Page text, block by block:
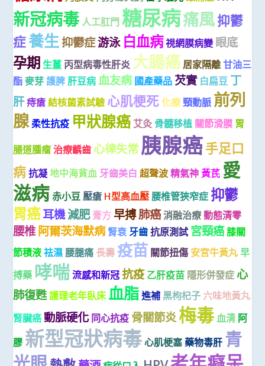
新冠病毒人工肛門 糖尿病痛風抑鬱
症養生抑鬱症游泳 白血病視網膜病變 眼底
孕期 生薑 丙型病毒性肝炎 大腸癌 居家隔離 甘油三
酯 麥芽 護脾 肝豆病 血友病 國產藥品 芡實 白扁豆 丁
肝痔瘡 結核菌素試驗 心肌梗死 化療 頸動脈 前列
腺 柔性抗疫 甲狀腺癌 艾灸 骨髓移植 關節滑膜 胃
腸道腫瘤 治療齲齒 心律失常胰腺癌手足口
病 抗凝 地中海貧血 牙齒美白 超聲波 精氣神 黃芪 愛
滋病 赤小豆 壓瘡 H型高血壓 腰椎管狹窄症 抑鬱
胃癌耳機減肥 膏方 早搏肺癌消融治療 動態清零
腰椎阿爾茨海默病 腎衰 牙齒 抗原測試 宮頸癌膝關
節積液 祛濕 腰腿痛 長壽 疫苗 關節扭傷 安宮牛黃丸 早
搏藥 哮喘 流感和新冠 抗疫 乙肝疫苗 隱形併發症 心
肺復甦護理老年臥床 血脂 進補 黑枸杞子 六味地黃丸
腎臟癌 動脈硬化 同心抗疫 骨關節炎梅毒 血清 阿
膠 新型冠狀病毒 心肌梗塞 藥物毒肝 青